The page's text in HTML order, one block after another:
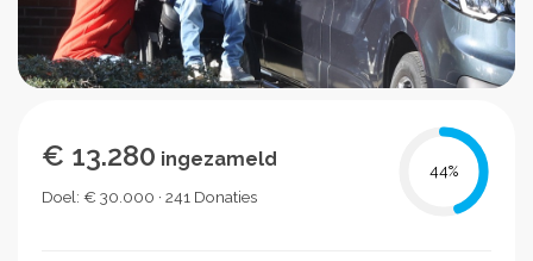
€ 13.280 ingezameld
Doel: € 30.000 · 241 Donaties
44%